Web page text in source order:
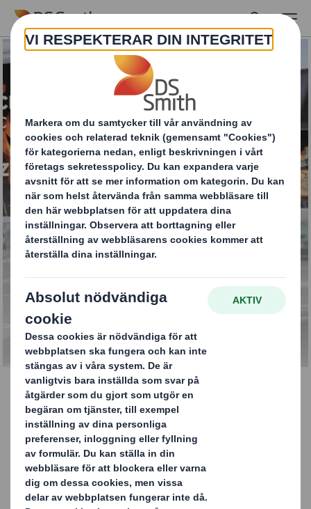
Skip to main content
Easyad
KONTAKTA OSS FÖR MER
INFORMATION
Easyad utomhusreklam
Utomhusreklam är både slående och kostnadseffektiv
och ger utmärkt valuta för pengarna – av denna
anledning har DS Smith utvecklat Easyad.